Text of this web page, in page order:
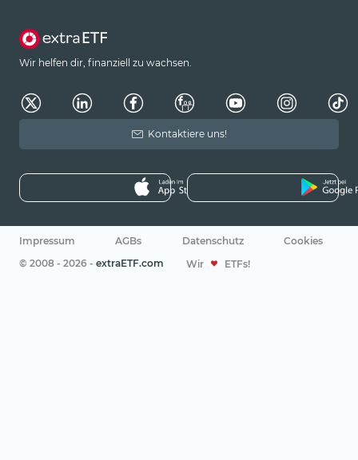
Wir helfen dir, finanziell zu wachsen.
Kontaktiere uns!
Impressum AGBs Datenschutz
Cookies
© 2008 - 2026 - extraETF.com Wir ETFs!